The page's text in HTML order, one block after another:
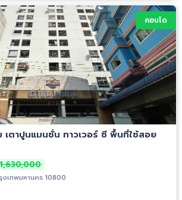
คอนโด
เตาปูนแมนชั่น ทาวเวอร์ ซี พื้นที่ใช้สอย
เทพมหานคร 10800